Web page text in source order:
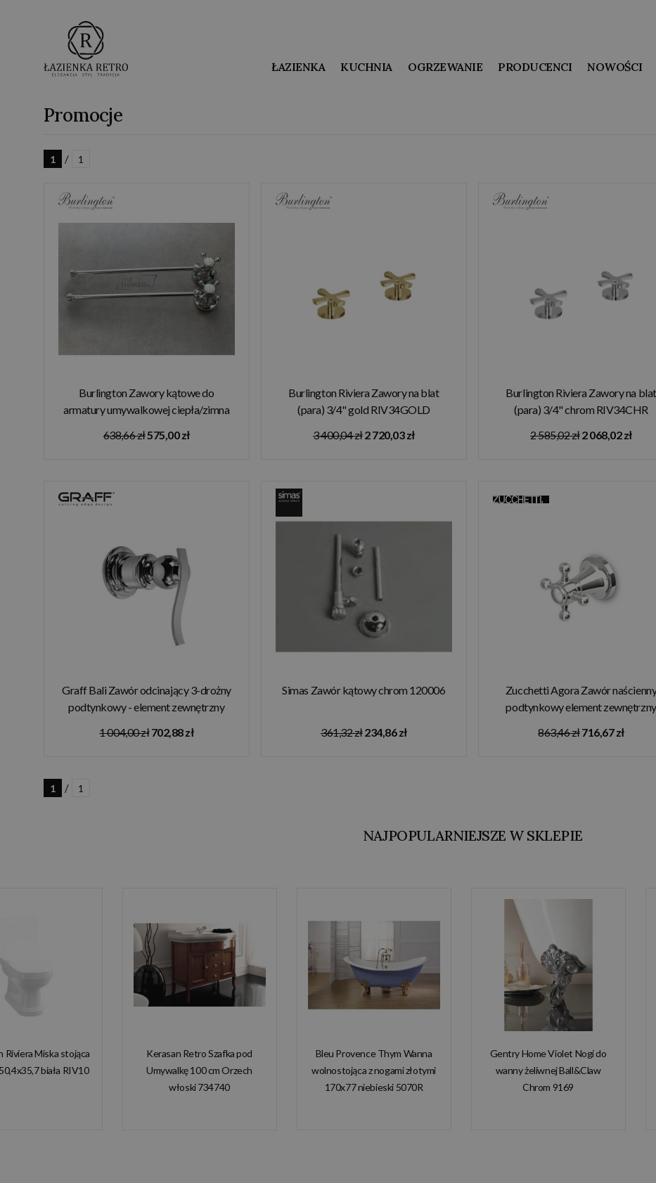
ŁAZIENKA KUCHNIA OGRZEWANIE PRODUCENCI NOWOŚCI
Promocje
1 / 1
Burlington Zawory kątowe do
armatury umywalkowej ciepła/zimna
638,66 zł575,00 zł
Burlington Riviera Zawory na blat
(para) 3/4" gold RIV34GOLD
3 400,04 zł2 720,03 zł
Burlington Riviera Zawory na blat
(para) 3/4" chrom RIV34CHR
2 585,02 zł2 068,02 zł
Graff Bali Zawór odcinający 3-drożny
podtynkowy - element zewnętrzny
1 004,00 zł 702,88 zł
Simas Zawór kątowy chrom 120006
361,32 zł234,86 zł
Zucchetti Agora Zawór
podtynkowy element zewnętrzny
863,46 zł716,67 zł
1 / 1
NAJPOPULARNIEJSZE W SKLEPIE
Riviera Miska stojąca
biała RIV10
Kerasan Retro Szafka pod
Umywalkę 100 cm Orzech
włoski 734740
Bleu Provence Thym Wanna
wolnostojąca z nogami złotymi
170x77 niebieski 5070R
Gentry Home Violet Nogi do
wanny żeliwnej Ball&Claw
Chrom 9169